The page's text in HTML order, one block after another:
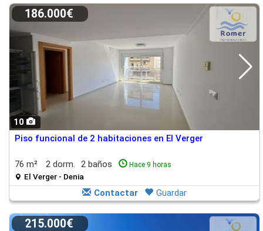
10
186.000€
Piso funcional de 2 habitaciones en El Verger
76 m² 2 dorm. 2 baños Hace 9 horas
El Verger - Denia
Contactar Guardar
215.000€